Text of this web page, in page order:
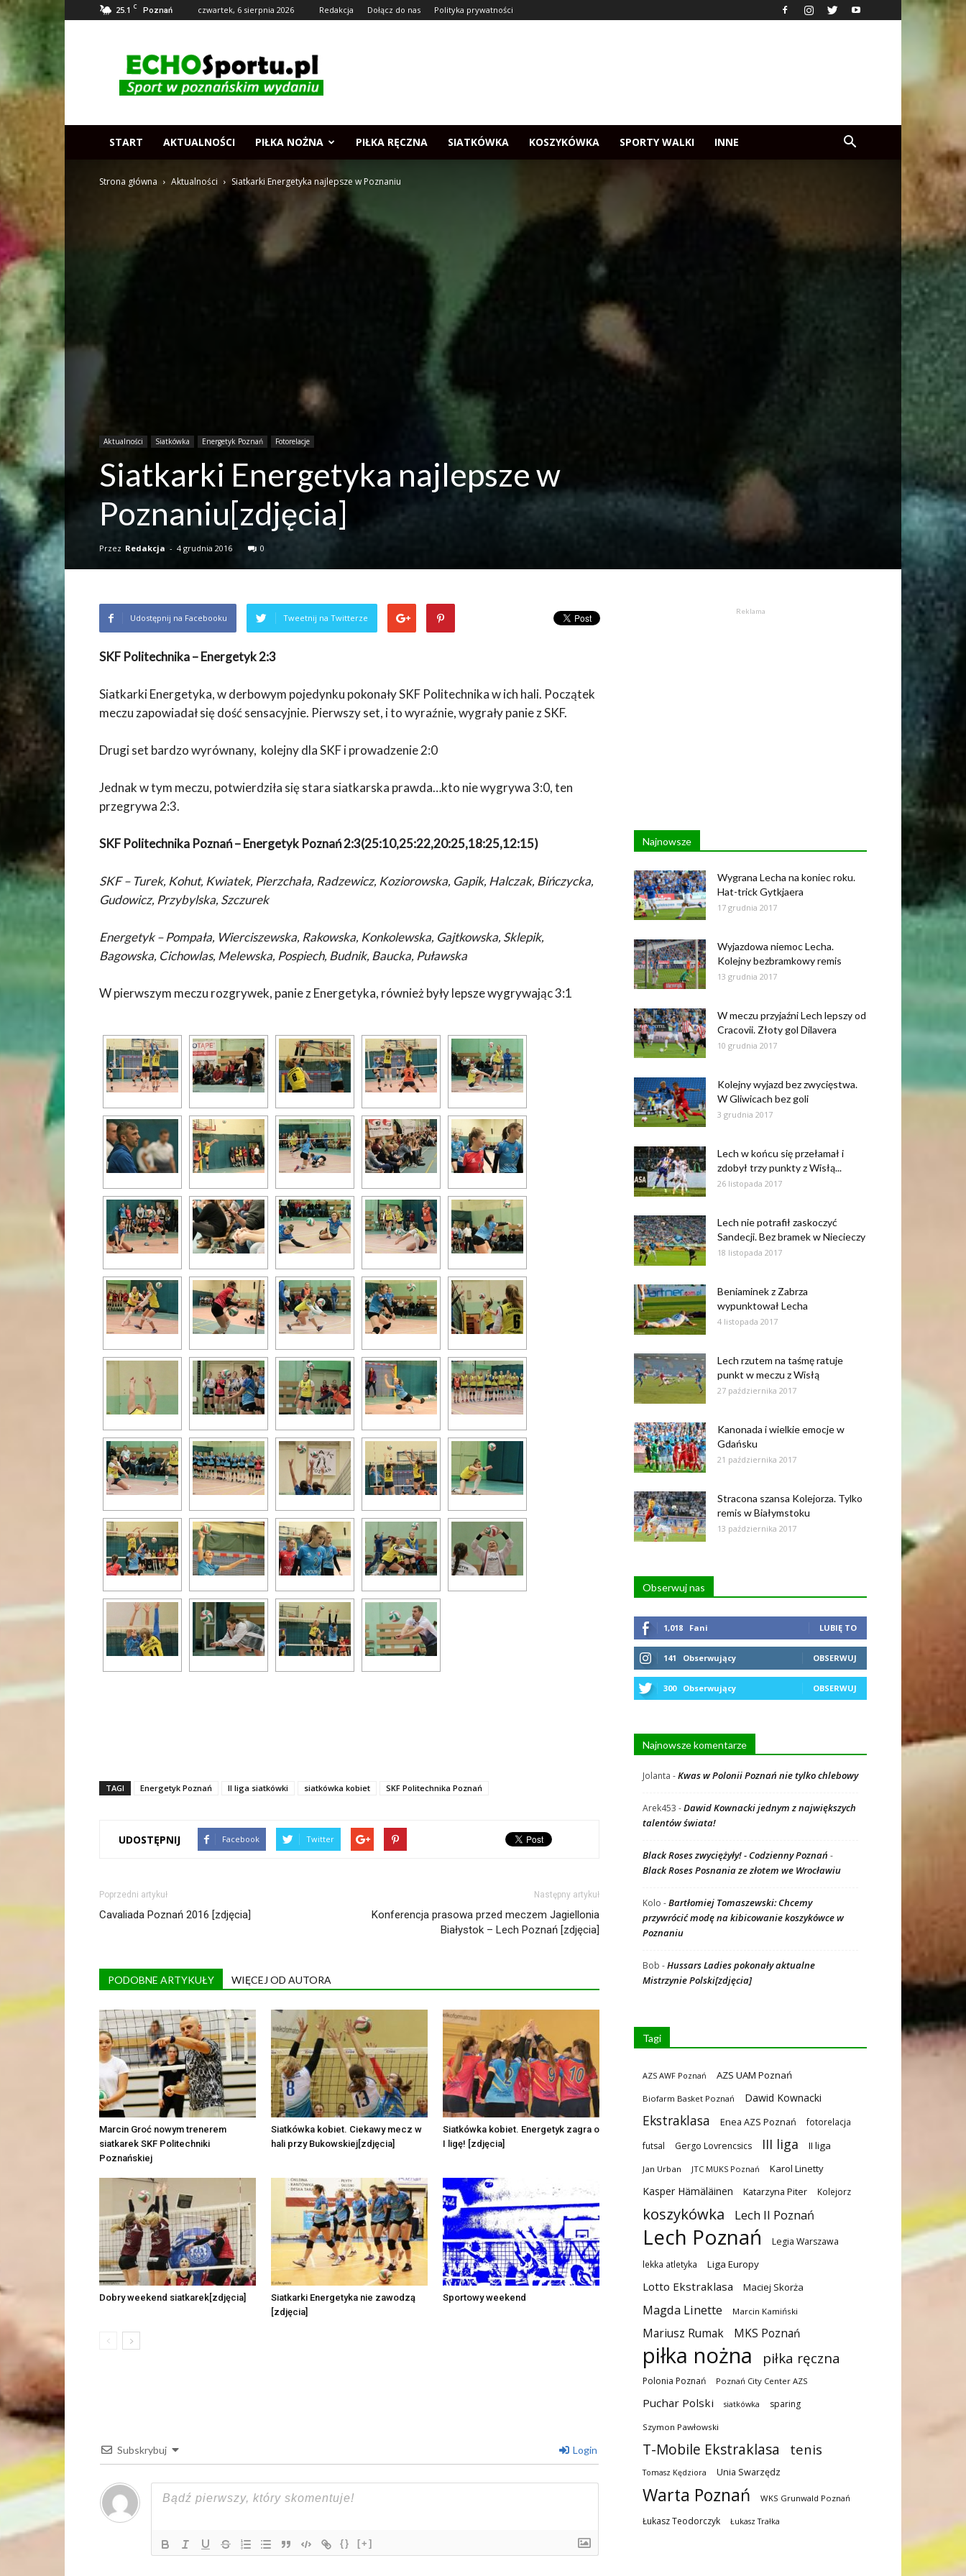
25.1 C Poznań czwartek, 6 sierpnia 2026 Redakcja Dołącz do nas Polityka prywatności
–
Sport
w
START AKTUALNOŚCI PIŁKA NOŻNA PIŁKA RĘCZNA SIATKÓWKA KOSZYKÓWKA SPORTY WALKI INNE
Strona główna Aktualności Siatkarki Energetyka najlepsze w Poznaniu
Aktualności Siatkówka Energetyk Poznań Fotorelacje
Siatkarki Energetyka najlepsze w
Poznaniu[zdjęcia]
Przez Redakcja - 4 grudnia 2016 0
Udostępnij na Facebooku Tweetnij na Twitterze
SKF Politechnika – Energetyk 2:3
Siatkarki Energetyka, w derbowym pojedynku pokonały SKF Politechnika w ich hali. Początek
meczu zapowiadał się dość sensacyjnie. Pierwszy set, i to wyraźnie, wygrały panie z SKF.
Drugi set bardzo wyrównany, kolejny dla SKF i prowadzenie 2:0
Jednak w tym meczu, potwierdziła się stara siatkarska prawda…kto nie wygrywa 3:0, ten
przegrywa 2:3.
SKF Politechnika Poznań – Energetyk Poznań 2:3(25:10,25:22,20:25,18:25,12:15)
SKF – Turek, Kohut, Kwiatek, Pierzchała, Radzewicz, Koziorowska, Gapik, Halczak, Bińczycka,
Gudowicz, Przybylska, Szczurek
Energetyk – Pompała, Wierciszewska, Rakowska, Konkolewska, Gajtkowska, Sklepik,
Bagowska, Cichowlas, Melewska, Pospiech, Budnik, Baucka, Puławska
W pierwszym meczu rozgrywek, panie z Energetyka, również były lepsze wygrywając 3:1
TAGI Energetyk Poznań II liga siatkówki siatkówka kobiet SKF Politechnika Poznań
UDOSTĘPNIJ Facebook Twitter
Poprzedni artykuł
Cavaliada Poznań 2016 [zdjęcia]
Następny artykuł
Konferencja prasowa przed meczem Jagiellonia
Białystok – Lech Poznań [zdjęcia]
PODOBNE ARTYKUŁY WIĘCEJ OD AUTORA
Marcin Groć nowym trenerem
siatkarek SKF Politechniki
Poznańskiej
Siatkówka kobiet. Ciekawy mecz w
hali przy Bukowskiej[zdjęcia]
Siatkówka kobiet. Energetyk zagra o
I ligę! [zdjęcia]
Dobry weekend siatkarek[zdjęcia]
Siatkarki Energetyka nie zawodzą
[zdjęcia]
Sportowy weekend
Subskrybuj Login
{} [+]
Reklama
Najnowsze
Wygrana Lecha na koniec roku.
Hat-trick Gytkjaera
17 grudnia 2017
Wyjazdowa niemoc Lecha.
Kolejny bezbramkowy remis
13 grudnia 2017
W meczu przyjaźni Lech lepszy od
Cracovii. Złoty gol Dilavera
10 grudnia 2017
Kolejny wyjazd bez zwycięstwa.
W Gliwicach bez goli
3 grudnia 2017
Lech w końcu się przełamał i
zdobył trzy punkty z Wisłą...
26 listopada 2017
Lech nie potrafił zaskoczyć
Sandecji. Bez bramek w Niecieczy
18 listopada 2017
Beniaminek z Zabrza
wypunktował Lecha
4 listopada 2017
Lech rzutem na taśmę ratuje
punkt w meczu z Wisłą
27 października 2017
Kanonada i wielkie emocje w
Gdańsku
21 października 2017
Stracona szansa Kolejorza. Tylko
remis w Białymstoku
13 października 2017
Obserwuj nas
1,018 Fani LUBIĘ TO
141 Obserwujący OBSERWUJ
300 Obserwujący OBSERWUJ
Najnowsze komentarze
Jolanta -Kwas w Polonii Poznań nie tylko chlebowy
Arek453 -Dawid Kownacki jednym z największych
talentów świata!
Black Roses zwyciężyły! - Codzienny Poznań -
Black Roses Posnania ze złotem we Wrocławiu
Kolo -Bartłomiej Tomaszewski: Chcemy
przywrócić modę na kibicowanie koszykówce w
Poznaniu
Bob -Hussars Ladies pokonały aktualne
Mistrzynie Polski[zdjęcia]
Tagi
AZS AWF Poznań AZS UAM Poznań
Biofarm Basket Poznań Dawid Kownacki
Ekstraklasa Enea AZS Poznań fotorelacja
futsal Gergo Lovrencsics III liga II liga
Jan Urban JTC MUKS Poznań Karol Linetty
Kasper Hämäläinen Katarzyna Piter Kolejorz
koszykówka Lech II Poznań
Lech Poznań Legia Warszawa
lekka atletyka Liga Europy
Lotto Ekstraklasa Maciej Skorża
Magda Linette Marcin Kamiński
Mariusz Rumak MKS Poznań
piłka nożna piłka ręczna
Polonia Poznań Poznań City Center AZS
Puchar Polski siatkówka sparing
Szymon Pawłowski
T-Mobile Ekstraklasa tenis
Tomasz Kędziora Unia Swarzędz
Warta Poznań WKS Grunwald Poznań
Łukasz Teodorczyk Łukasz Trałka